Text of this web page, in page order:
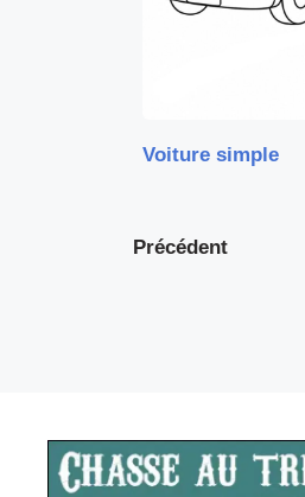
Voiture simple
Précédent